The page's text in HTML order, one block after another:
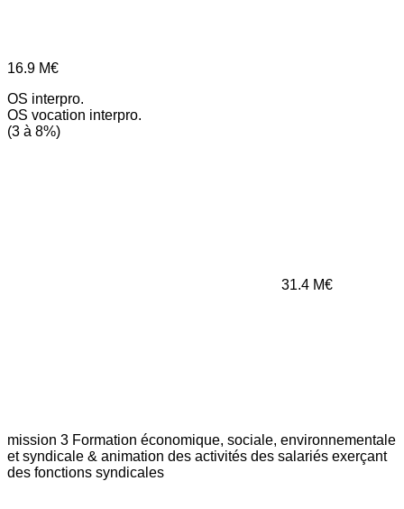
16.9 M€
OS interpro.
OS vocation interpro.
(3 à 8%)
31.4 M€
mission 3 Formation économique, sociale, environnementale
et syndicale & animation des activités des salariés exerçant
des fonctions syndicales